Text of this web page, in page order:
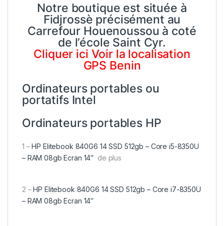
Notre boutique est située à
Fidjrossè précisément au
Carrefour Houenoussou à coté
de l’école Saint Cyr.
Cliquer ici Voir la localisation
GPS Benin
Ordinateurs portables ou
portatifs Intel
Ordinateurs portables HP
1 –HP Elitebook 840G6 14 SSD 512gb – Core i5-8350U
– RAM 08gb Ecran 14″ de plus
2 –HP Elitebook 840G6 14 SSD 512gb – Core i7-8350U
– RAM 08gb Ecran 14″